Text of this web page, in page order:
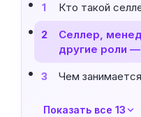
1 Кто такой
2
Селлер,
другие роли
3 Чем
Показать все 13